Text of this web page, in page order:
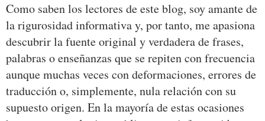
Como saben los lectores de este blog, soy amante de
la rigurosidad informativa y, por tanto, me apasiona
descubrir la fuente original y verdadera de frases,
palabras o enseñanzas que se repiten con frecuencia
aunque muchas veces con deformaciones, errores de
traducción o, simplemente, nula relación con su
supuesto origen. En la mayoría de estas ocasiones